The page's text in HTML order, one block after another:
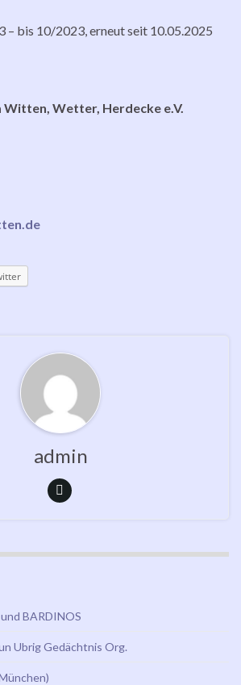
– bis 10/2023, erneut seit 10.05.2025
Wetter, Herdecke e.V.
admin
BARDINOS
Ubrig Gedächtnis Org.